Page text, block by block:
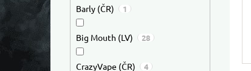
Barly (ČR) 1
Big Mouth (LV) 28
CrazyVape (ČR) 4